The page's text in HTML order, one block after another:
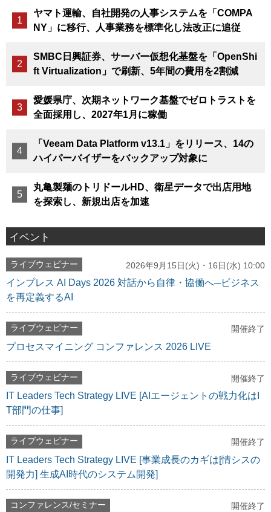
ヤマト運輸、自社開発の人事システムを「COMPA
NY」に移行、人事業務を標準化し法改正に追従
SMBC日興証券、サーバー仮想化基盤を「OpenShi
ft Virtualization」で刷新、5年間の費用を2割減
愛媛県庁、次期ネットワーク基盤でゼロトラストを
全面採用し、2027年1月に稼働
「Veeam Data Platform v13.1」をリリース、14の
ハイパーバイザーをバックアップ対象に
丸亀製麺のトリドールHD、衛星データで出店用地
を探索し、新規出店を加速
イベント
ライブウェビナー 2026年9月15日(火)・16日(水) 10:00
インプレス AI Days 2026 対話から自律・協働へ─ビジネス
を再定義するAI
ライブウェビナー 開催終了
プロセスマイニング コンファレンス 2026 LIVE
ライブウェビナー 開催終了
IT Leaders Tech Strategy LIVE [AIエージェントの戦力化はI
T部門の仕事]
ライブウェビナー 開催終了
IT Leaders Tech Strategy LIVE [事業成長のカギは[情シスの
開発力] 生成AI時代のシステム開発]
コンファレンス/セミナー 開催終了